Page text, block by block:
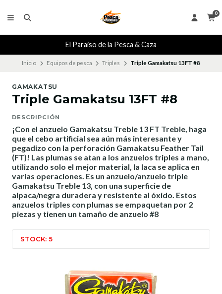
0
El Paraiso de la Pesca & Caza
Inicio Equipos de pesca Triples Triple Gamakatsu 13FT #8
GAMAKATSU
Triple Gamakatsu 13FT #8
DESCRIPCIÓN
¡Con el anzuelo Gamakatsu Treble 13 FT Treble, haga
que el cebo artificial sea aún más interesante y
pegadizo con la perforación Gamakatsu Feather Tail
(FT)! Las plumas se atan a los anzuelos triples a mano,
utilizando solo el mejor material, la laca se aplica en
varias operaciones. Es un anzuelo/anzuelo triple
Gamakatsu Treble 13, con una superficie de
alpaca/negra duradera y resistente al óxido. Estos
anzuelos triples con plumas se empaquetan por 2
piezas y tienen un tamaño de anzuelo #8
STOCK: 5